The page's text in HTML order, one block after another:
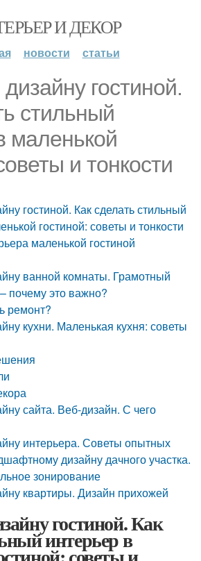
И ДЕКОР
новости статьи
гостиной.
стильный
маленькой
и тонкости
гостиной. Как сделать стильный
гостиной: советы и тонкости
маленькой гостиной
ванной комнаты. Грамотный
почему это важно?
ремонт?
кухни. Маленькая кухня: советы
сайта. Веб-дизайн. С чего
интерьера. Советы опытных
дизайну дачного участка.
зонирование
квартиры. Дизайн прихожей
гостиной. Как
интерьер в